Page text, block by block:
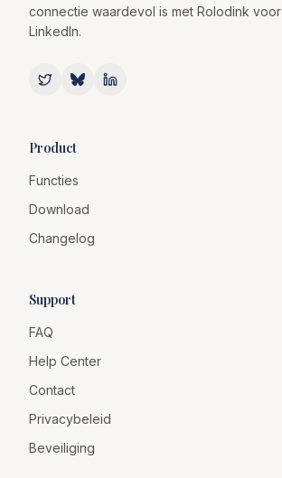
connectie waardevol is met Rolodink voor
LinkedIn.
Product
Functies
Download
Changelog
Support
FAQ
Help Center
Contact
Privacybeleid
Beveiliging